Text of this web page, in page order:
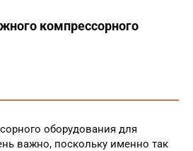
компрессорного
оборудования для
важно, поскольку именно так